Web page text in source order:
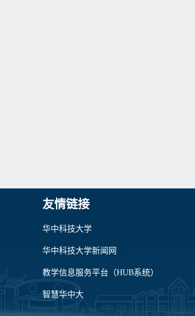
友情链接
华中科技大学
华中科技大学新闻网
教学信息服务平台（HUB系统）
智慧华中大